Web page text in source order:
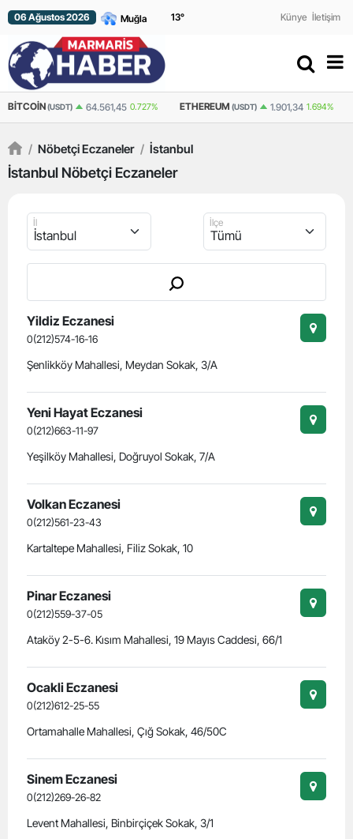
06 Ağustos 2026 13° Künye İletişim
ETHEREUM(USDT) 1.901,34 1.694% LITECOIN(USDT) 44,8 -0.134%
/ Nöbetçi Eczaneler / İstanbul
İstanbul Nöbetçi Eczaneler
İl İlçe
Yildiz Eczanesi
0(212)574-16-16
Şenlikköy Mahallesi, Meydan Sokak, 3/A
Yeni Hayat Eczanesi
0(212)663-11-97
Yeşilköy Mahallesi, Doğruyol Sokak, 7/A
Volkan Eczanesi
0(212)561-23-43
Kartaltepe Mahallesi, Filiz Sokak, 10
Pinar Eczanesi
0(212)559-37-05
Ataköy 2-5-6. Kısım Mahallesi, 19 Mayıs Caddesi, 66/1
Ocakli Eczanesi
0(212)612-25-55
Ortamahalle Mahallesi, Çığ Sokak, 46/50C
Sinem Eczanesi
0(212)269-26-82
Levent Mahallesi, Binbirçiçek Sokak, 3/1